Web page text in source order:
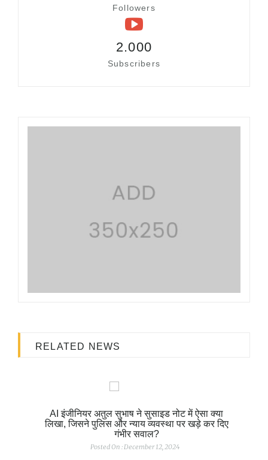
Followers
2.000
Subscribers
RELATED NEWS
AI इंजीनियर अतुल सुभाष ने सुसाइड नोट में ऐसा क्या
लिखा, जिसने पुलिस और न्याय व्यवस्था पर खड़े कर दिए
गंभीर सवाल?
Posted On : December 12, 2024